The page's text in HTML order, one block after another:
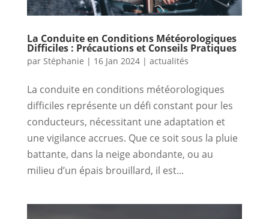
La Conduite en Conditions Météorologiques
Difficiles : Précautions et Conseils Pratiques
par Stéphanie | 16 Jan 2024| actualités
La conduite en conditions météorologiques
difficiles représente un défi constant pour les
conducteurs, nécessitant une adaptation et
une vigilance accrues. Que ce soit sous la pluie
battante, dans la neige abondante, ou au
milieu d’un épais brouillard, il est...